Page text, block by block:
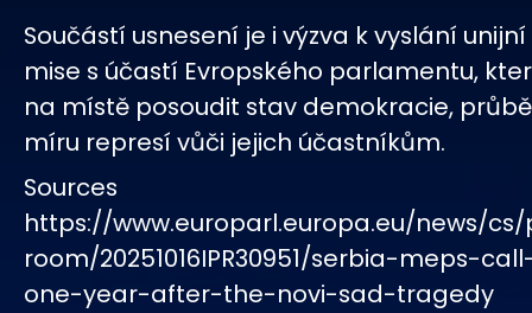
Součástí usnesení je i výzva k vyslání
mise s účastí Evropského parlamentu,
na místě posoudit stav demokracie,
míru represí vůči jejich účastníkům.
Sources
https://www.europarl.europa.eu/news/
room/20251016IPR30951/serbia-meps-
one-year-after-the-novi-sad-tragedy